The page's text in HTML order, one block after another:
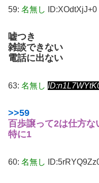
59: 名無し ID:XOdtXjJ+0
嘘つき
雑談できない
電話に出ない
63: 名無し
>>59
百歩譲って2は仕方
特に1
60: 名無し